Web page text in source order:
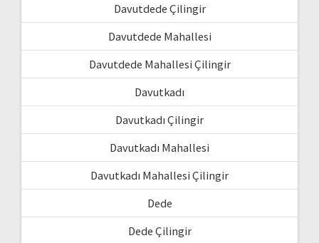
Davutdede Çilingir
Davutdede Mahallesi
Davutdede Mahallesi Çilingir
Davutkadı
Davutkadı Çilingir
Davutkadı Mahallesi
Davutkadı Mahallesi Çilingir
Dede
Dede Çilingir